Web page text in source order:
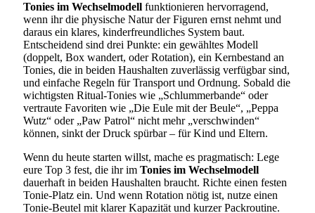
Tonies im Wechselmodell funktionieren hervorragend,
wenn ihr die physische Natur der Figuren ernst nehmt und
daraus ein klares, kinderfreundliches System baut.
Entscheidend sind drei Punkte: ein gewähltes Modell
(doppelt, Box wandert, oder Rotation), ein Kernbestand an
Tonies, die in beiden Haushalten zuverlässig verfügbar sind,
und einfache Regeln für Transport und Ordnung. Sobald die
wichtigsten Ritual-Tonies wie „Schlummerbande“ oder
vertraute Favoriten wie „Die Eule mit der Beule“, „Peppa
Wutz“ oder „Paw Patrol“ nicht mehr „verschwinden“
können, sinkt der Druck spürbar – für Kind und Eltern.
Wenn du heute starten willst, mache es pragmatisch: Lege
eure Top 3 fest, die ihr im Tonies im Wechselmodell
dauerhaft in beiden Haushalten braucht. Richte einen festen
Tonie-Platz ein. Und wenn Rotation nötig ist, nutze einen
Tonie-Beutel mit klarer Kapazität und kurzer Packroutine.